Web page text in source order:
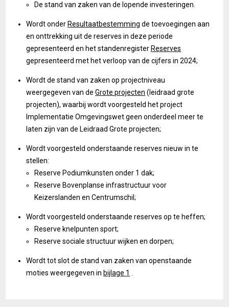
De stand van zaken van de lopende investeringen.
Wordt onder Resultaatbestemming de toevoegingen aan
en onttrekking uit de reserves in deze periode
gepresenteerd en het standenregister Reserves
gepresenteerd met het verloop van de cijfers in 2024;
Wordt de stand van zaken op projectniveau
weergegeven van deGrote projecten (leidraad grote
projecten), waarbij wordt voorgesteld het project
Implementatie Omgevingswet geen onderdeel meer te
laten zijn van de Leidraad Grote projecten;
Wordt voorgesteld onderstaande reserves nieuw in te
stellen:
Reserve Podiumkunsten onder 1 dak;
Reserve Bovenplanse infrastructuur voor
Keizerslanden en Centrumschil;
Wordt voorgesteld onderstaande reserves op te heffen;
Reserve knelpunten sport;
Reserve sociale structuur wijken en dorpen;
Wordt tot slot de stand van zaken van openstaande
moties weergegeven in bijlage 1